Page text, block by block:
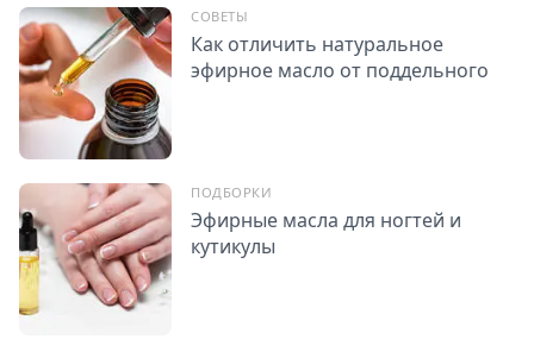
СОВЕТЫ
Как отличить натуральное
эфирное масло от поддельного
ПОДБОРКИ
Эфирные масла для ногтей и
кутикулы